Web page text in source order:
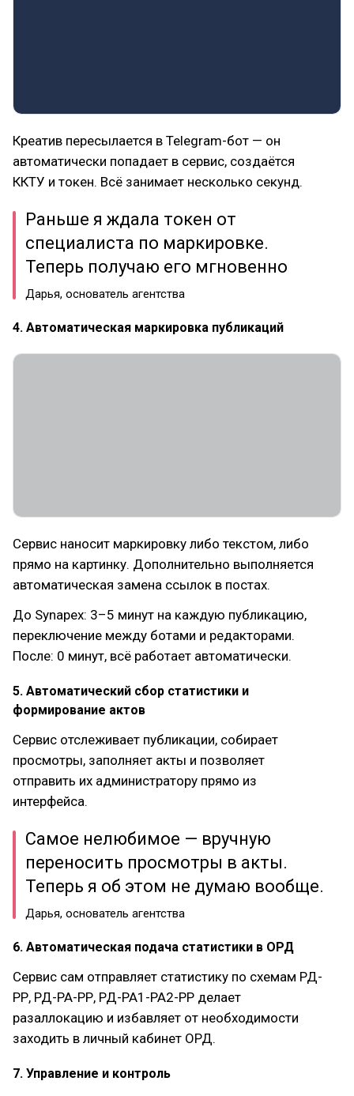
Креатив пересылается в Telegram-бот — он
автоматически попадает в сервис, создаётся
ККТУ и токен. Всё занимает несколько секунд.
Раньше я ждала токен от
специалиста по маркировке.
Теперь получаю его мгновенно
Дарья, основатель агентства
4. Автоматическая маркировка публикаций
Сервис наносит маркировку либо текстом, либо
прямо на картинку. Дополнительно выполняется
автоматическая замена ссылок в постах.
До Synapex: 3–5 минут на каждую публикацию,
переключение между ботами и редакторами.
После: 0 минут, всё работает автоматически.
5. Автоматический сбор статистики и
формирование актов
Сервис отслеживает публикации, собирает
просмотры, заполняет акты и позволяет
отправить их администратору прямо из
интерфейса.
Самое нелюбимое — вручную
переносить просмотры в акты.
Теперь я об этом не думаю вообще.
Дарья, основатель агентства
6. Автоматическая подача статистики в ОРД
Сервис сам отправляет статистику по схемам РД-
РР, РД-РА-РР, РД-РА1-РА2-РР делает
разаллокацию и избавляет от необходимости
заходить в личный кабинет ОРД.
7. Управление и контроль